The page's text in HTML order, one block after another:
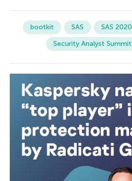
bootkit SAS SAS 2020
Security Analyst Summit